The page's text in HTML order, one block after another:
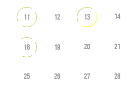
11 12 13 14
18 19 20 21
25 26 27 28